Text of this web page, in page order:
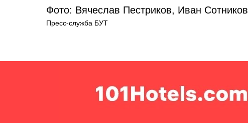
Фото: Вячеслав Пестриков, Иван Сотников
Пресс-служба БУТ